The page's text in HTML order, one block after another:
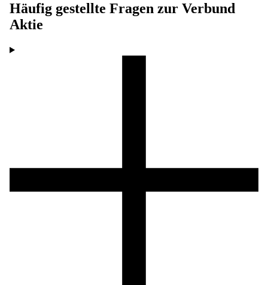
Häufig gestellte Fragen zur Verbund
Aktie